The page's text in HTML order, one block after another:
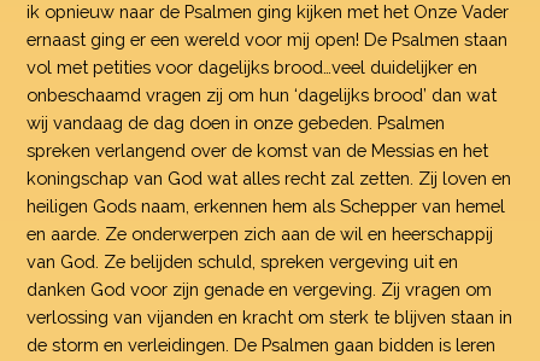
ik opnieuw naar de Psalmen ging kijken met het Onze Vader
ernaast ging er een wereld voor mij open! De Psalmen staan
vol met petities voor dagelijks brood…veel duidelijker en
onbeschaamd vragen zij om hun ‘dagelijks brood’ dan wat
wij vandaag de dag doen in onze gebeden. Psalmen
spreken verlangend over de komst van de Messias en het
koningschap van God wat alles recht zal zetten. Zij loven en
heiligen Gods naam, erkennen hem als Schepper van hemel
en aarde. Ze onderwerpen zich aan de wil en heerschappij
van God. Ze belijden schuld, spreken vergeving uit en
danken God voor zijn genade en vergeving. Zij vragen om
verlossing van vijanden en kracht om sterk te blijven staan in
de storm en verleidingen. De Psalmen gaan bidden is leren